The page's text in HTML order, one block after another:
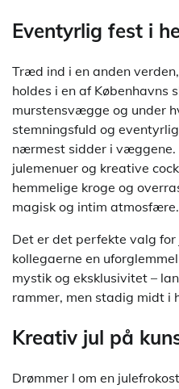
Eventyrlig fest i
Træd ind i en anden
holdes i en af Københavns
murstensvægge og under
stemningsfuld og
nærmest sidder i væggene.
julemenuer og kreative
hemmelige kroge og
magisk og intim atmosfære.
Det er det perfekte valg
kollegaerne en
mystik og eksklusivitet –
rammer, men stadig midt i
Kreativ jul på
Drømmer I om en